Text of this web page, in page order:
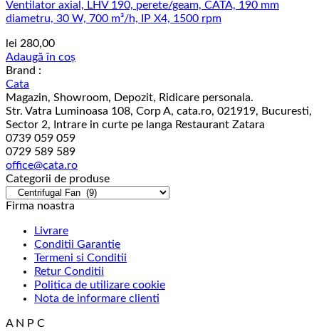
Ventilator axial, LHV 190, perete/geam, CATA, 190 mm
diametru, 30 W, 700 m³/h, IP X4, 1500 rpm
lei 280,00
Adaugă în coș
Brand :
Cata
Magazin, Showroom, Depozit, Ridicare personala.
Str. Vatra Luminoasa 108, Corp A, cata.ro, 021919, Bucuresti,
Sector 2, Intrare in curte pe langa Restaurant Zatara
0739 059 059
0729 589 589
office@cata.ro
Categorii de produse
Firma noastra
Livrare
Conditii Garantie
Termeni si Conditii
Retur Conditii
Politica de utilizare cookie
Nota de informare clienti
A N P C